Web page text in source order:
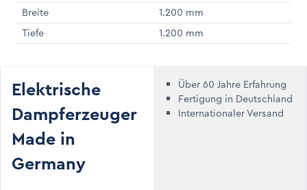
Breite
1.200 mm
Tiefe
1.200 mm
Elektrische
Dampferzeuger
Made in
Germany
Über 60 Jahre Erfahrung
Fertigung in Deutschland
Internationaler Versand